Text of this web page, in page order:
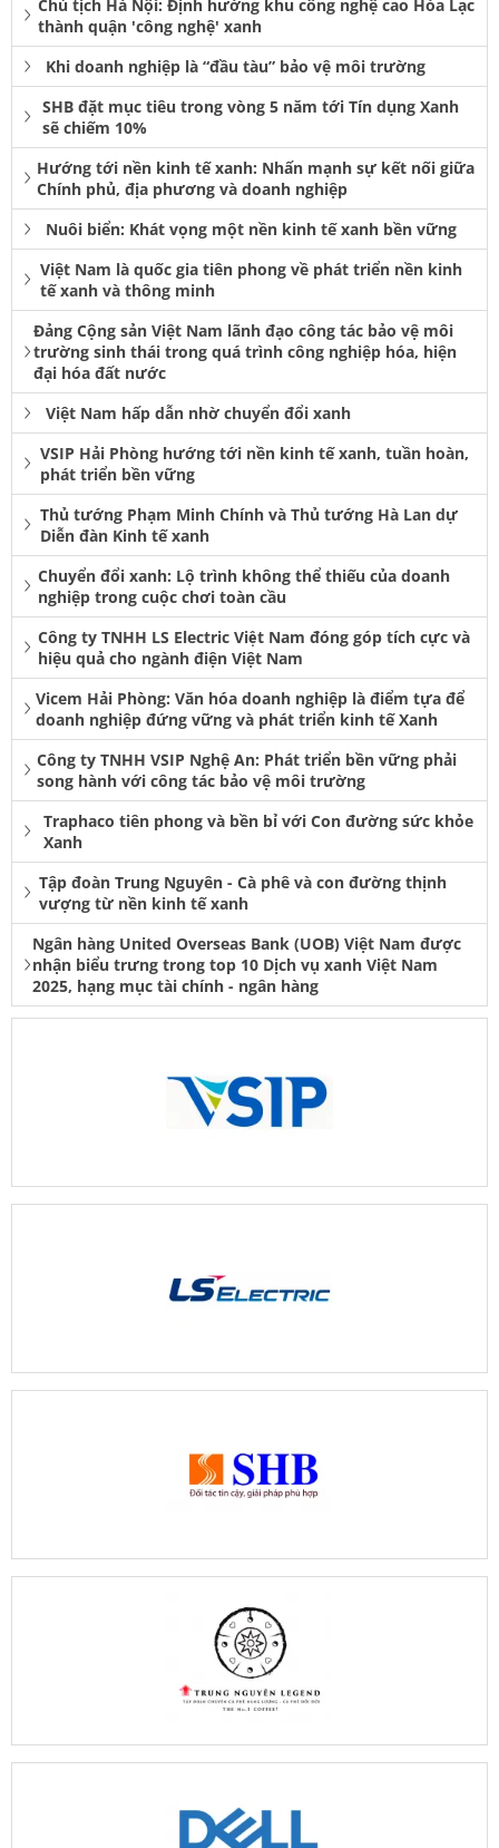
Chủ tịch Hà Nội: Định hướng khu công nghệ cao Hòa Lạc
thành quận 'công nghệ' xanh
Khi doanh nghiệp là “đầu tàu” bảo vệ môi trường
SHB đặt mục tiêu trong vòng 5 năm tới Tín dụng Xanh
sẽ chiếm 10%
Hướng tới nền kinh tế xanh: Nhấn mạnh sự kết nối giữa
Chính phủ, địa phương và doanh nghiệp
Nuôi biển: Khát vọng một nền kinh tế xanh bền vững
Việt Nam là quốc gia tiên phong về phát triển nền kinh
tế xanh và thông minh
Đảng Cộng sản Việt Nam lãnh đạo công tác bảo vệ môi
trường sinh thái trong quá trình công nghiệp hóa, hiện
đại hóa đất nước
Việt Nam hấp dẫn nhờ chuyển đổi xanh
VSIP Hải Phòng hướng tới nền kinh tế xanh, tuần hoàn,
phát triển bền vững
Thủ tướng Phạm Minh Chính và Thủ tướng Hà Lan dự
Diễn đàn Kinh tế xanh
Chuyển đổi xanh: Lộ trình không thể thiếu của doanh
nghiệp trong cuộc chơi toàn cầu
Công ty TNHH LS Electric Việt Nam đóng góp tích cực và
hiệu quả cho ngành điện Việt Nam
Vicem Hải Phòng: Văn hóa doanh nghiệp là điểm tựa để
doanh nghiệp đứng vững và phát triển kinh tế Xanh
Công ty TNHH VSIP Nghệ An: Phát triển bền vững phải
song hành với công tác bảo vệ môi trường
Traphaco tiên phong và bền bỉ với Con đường sức khỏe
Xanh
Tập đoàn Trung Nguyên - Cà phê và con đường thịnh
vượng từ nền kinh tế xanh
Ngân hàng United Overseas Bank (UOB) Việt Nam được
nhận biểu trưng trong top 10 Dịch vụ xanh Việt Nam
2025, hạng mục tài chính - ngân hàng